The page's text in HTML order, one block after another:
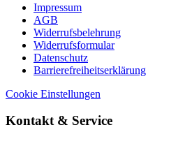
Impressum
AGB
Widerrufsbelehrung
Widerrufsformular
Datenschutz
Barrierefreiheitserklärung
Cookie Einstellungen
Kontakt & Service